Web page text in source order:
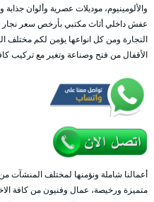
والألومينيوم، موديلات عصرية وألوان
عفش داخلي أثاث مكتبي بأرخص سعر نجار
النجارة ومن كل انواعها يؤمن لكم مختلف
الأقفال من فتح وصناعة وتغير مع تركيب
أعمالنا شاملة ونؤمنها لمختلف المنشآت
متميزة ورخيصة، عمال وفنيون من كافة